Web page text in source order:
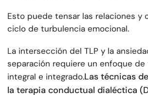
Esto puede tensar las relaciones y
ciclo de turbulencia emocional.
La intersección del TLP y la
separación requiere un enfoque
integral e integrado.Las técnicas
la terapia conductual dialéctica